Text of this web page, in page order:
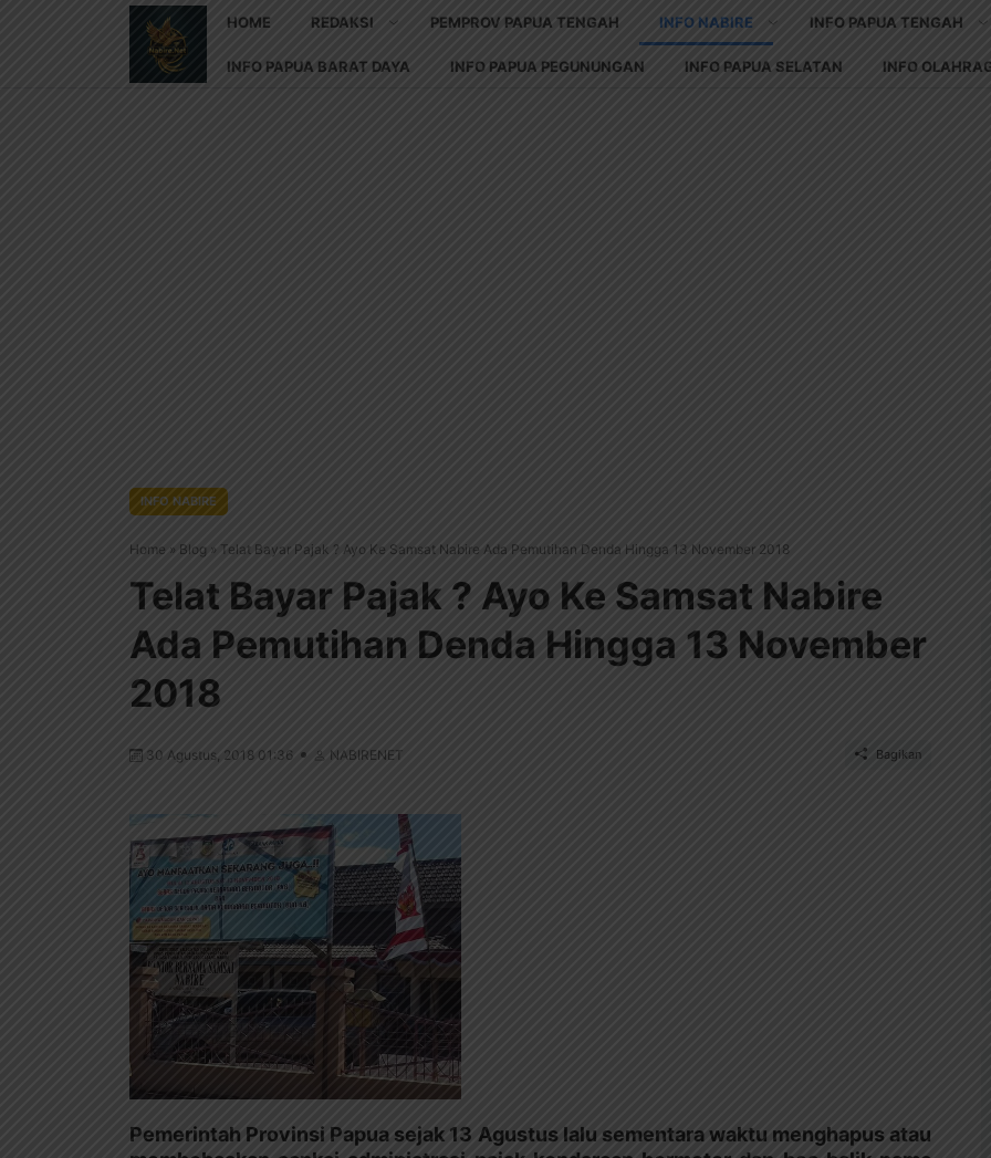
HOME REDAKSI PEMPROV PAPUA TENGAH INFO NABIRE INFO PAPUA TENGAH
INFO PAPUA BARAT DAYA INFO PAPUA PEGUNUNGAN INFO PAPUA SELATAN INFO
INFO NABIRE
Home » Blog » Telat Bayar Pajak ? Ayo Ke Samsat Nabire Ada Pemutihan Denda Hingga 13 November 2018
Telat Bayar Pajak ? Ayo Ke Samsat Nabire
Ada Pemutihan Denda Hingga 13 November
2018
30 Agustus, 2018 01:36 NABIRENET Bagikan
Pemerintah Provinsi Papua sejak 13 Agustus lalu sementara waktu menghapus atau